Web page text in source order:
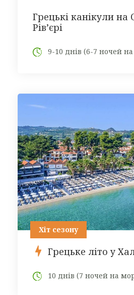
Грецькі канікули на
Рів’єрі
9-10 днів (6-7 ночей
Хіт сезону
Грецьке літо у
10 днів (7 ночей на